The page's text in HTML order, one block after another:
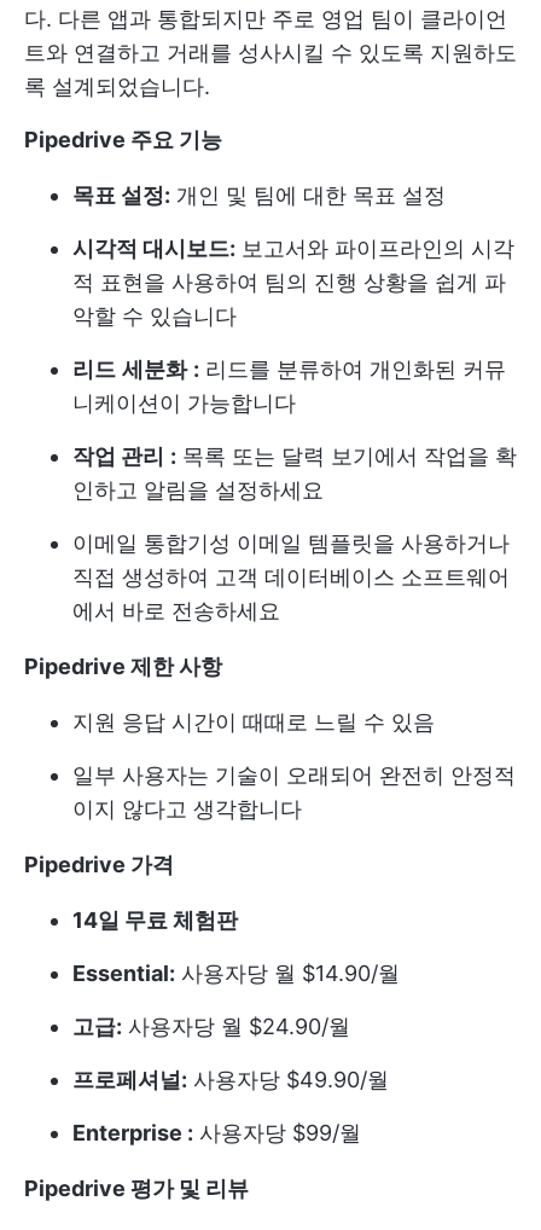
다. 다른 앱과 통합되지만 주로 영업 팀이 클라이언
트와 연결하고 거래를 성사시킬 수 있도록 지원하도
록 설계되었습니다.
Pipedrive 주요 기능
목표 설정: 개인 및 팀에 대한 목표 설정
시각적 대시보드: 보고서와 파이프라인의 시각
적 표현을 사용하여 팀의 진행 상황을 쉽게 파
악할 수 있습니다
리드 세분화 : 리드를 분류하여 개인화된 커뮤
니케이션이 가능합니다
작업 관리 : 목록 또는 달력 보기에서 작업을 확
인하고 알림을 설정하세요
이메일 통합기성 이메일 템플릿을 사용하거나
직접 생성하여 고객 데이터베이스 소프트웨어
에서 바로 전송하세요
Pipedrive 제한 사항
지원 응답 시간이 때때로 느릴 수 있음
일부 사용자는 기술이 오래되어 완전히 안정적
이지 않다고 생각합니다
Pipedrive 가격
14일 무료 체험판
Essential: 사용자당 월 $14.90/월
고급: 사용자당 월 $24.90/월
프로페셔널: 사용자당 $49.90/월
Enterprise : 사용자당 $99/월
Pipedrive 평가 및 리뷰